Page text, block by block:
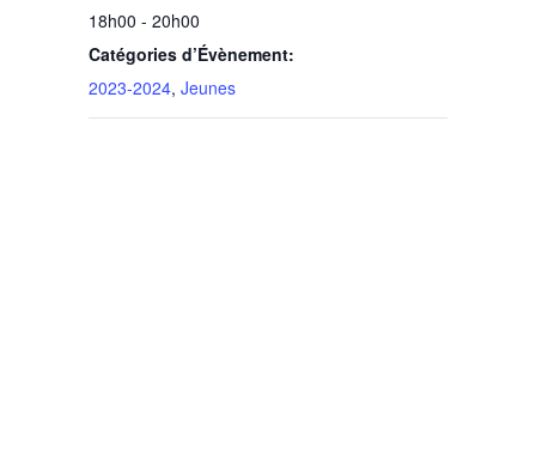
18h00 - 20h00
Catégories d’Évènement:
2023-2024, Jeunes